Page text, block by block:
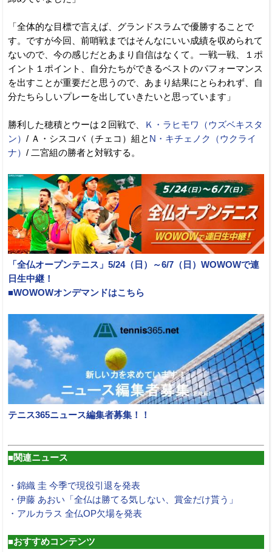
「全体的な目標で言えば、グランドスラムで優勝することで
す。ですが今回、前哨戦まではそんなにいい成績を収められて
ないので、今の感じだとあまり自信はなくて。一戦一戦、１ポ
イント１ポイント、自分たちができるベストのパフォーマンス
を出すことが重要だと思うので、あまり結果にとらわれず、自
分たちらしいプレーを出していきたいと思っています」
勝利した穂積とウーは２回戦で、
Ｋ・ラヒモワ（ウズベキスタ
ン） / Ａ・シスコバ（チェコ）組と N・キチェノク（ウクライ
ナ） / 二宮組の勝者と対戦する。
「全仏オープンテニス」5/24（日）～6/7（日）WOWOWで連
日生中継！
■WOWOWオンデマンドはこちら
テニス365ニュース編集者募集！！
■関連ニュース
・錦織 圭 今季で現役引退を発表
・伊藤 あおい「全仏は勝てる気しない、賞金だけ貰う」
・アルカラス 全仏OP欠場を発表
■おすすめコンテンツ